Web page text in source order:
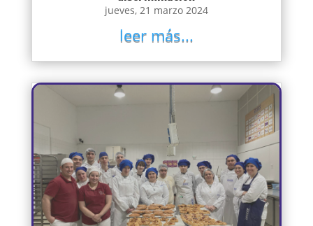
jueves, 21 marzo 2024
leer más...